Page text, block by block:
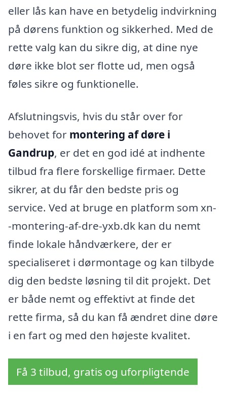
eller lås kan have en betydelig indvirkning
på dørens funktion og sikkerhed. Med de
rette valg kan du sikre dig, at dine nye
døre ikke blot ser flotte ud, men også
føles sikre og funktionelle.
Afslutningsvis, hvis du står over for
behovet for montering af døre i
Gandrup, er det en god idé at indhente
tilbud fra flere forskellige firmaer. Dette
sikrer, at du får den bedste pris og
service. Ved at bruge en platform som xn-
-montering-af-dre-yxb.dk kan du nemt
finde lokale håndværkere, der er
specialiseret i dørmontage og kan tilbyde
dig den bedste løsning til dit projekt. Det
er både nemt og effektivt at finde det
rette firma, så du kan få ændret dine døre
i en fart og med den højeste kvalitet.
Få 3 tilbud, gratis og uforpligtende